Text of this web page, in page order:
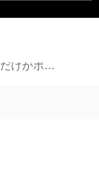
【Auto Bild】911だけがポルシェじゃない！クラシックポルシェ「924」「928」「914」を再解釈したイメージイラスト